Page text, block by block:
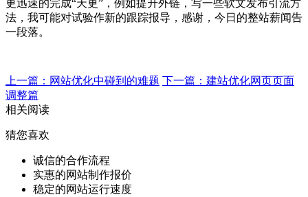
更迅速的完成“天更”，例如提升外链，写一些软文发布引流方
法，我可能对试验作新的跟踪报导，感谢，今日的整站薪闻告
一段落。
上一篇：网站优化中碰到的难题 下一篇：建站优化网页页面
调整篇
相关阅读
猜您喜欢
诚信的合作流程
实惠的网站制作报价
稳定的网站运行速度